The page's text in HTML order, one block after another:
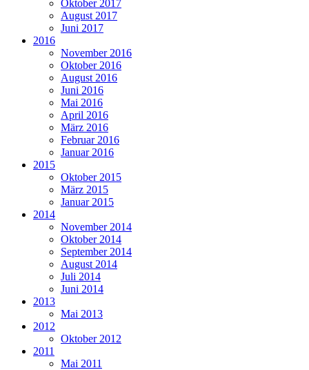
Oktober 2017
August 2017
Juni 2017
2016
November 2016
Oktober 2016
August 2016
Juni 2016
Mai 2016
April 2016
März 2016
Februar 2016
Januar 2016
2015
Oktober 2015
März 2015
Januar 2015
2014
November 2014
Oktober 2014
September 2014
August 2014
Juli 2014
Juni 2014
2013
Mai 2013
2012
Oktober 2012
2011
Mai 2011